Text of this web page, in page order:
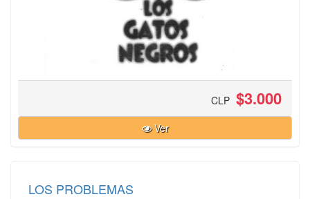
CLP $3.000
Ver
LOS PROBLEMAS